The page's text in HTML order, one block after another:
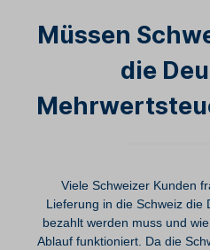
Müssen
die
Viele Schweizer Kunden
Lieferung in die Schweiz die
bezahlt werden muss und
Ablauf funktioniert. Da die